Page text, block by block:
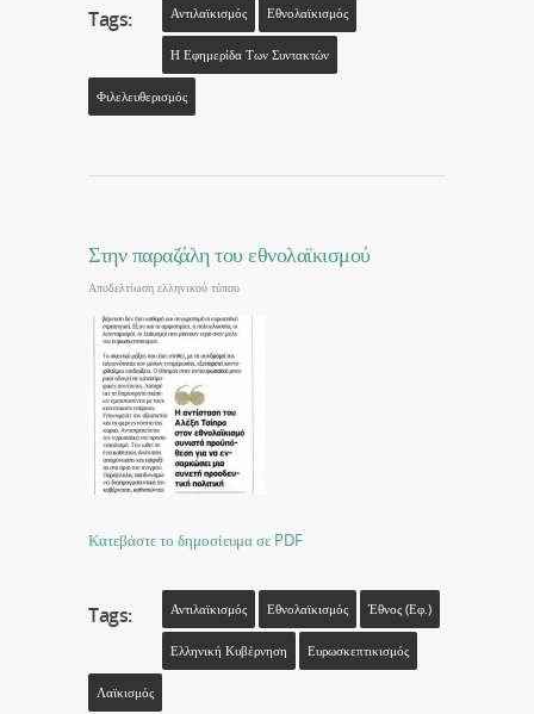
Tags: Αντιλαϊκισμός Εθνολαϊκισμός
Η Εφημερίδα Των Συντακτών
Φιλελευθερισμός
Στην παραζάλη του εθνολαϊκισμού
Αποδελτίωση ελληνικού τύπου
Κατεβάστε το δημοσίευμα σε PDF
Tags: Αντιλαϊκισμός Εθνολαϊκισμός Έθνος (εφ.)
Ελληνική Κυβέρνηση Ευρωσκεπτικισμός
Λαϊκισμός